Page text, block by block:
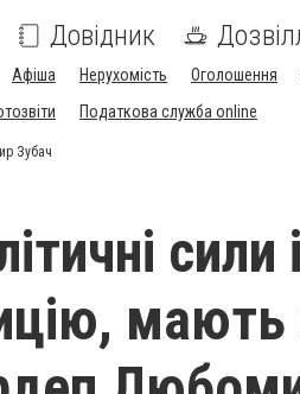
Довідник
Афіша Нерухомість Оголошення
Податкова служба online
Зубач
сили
мають